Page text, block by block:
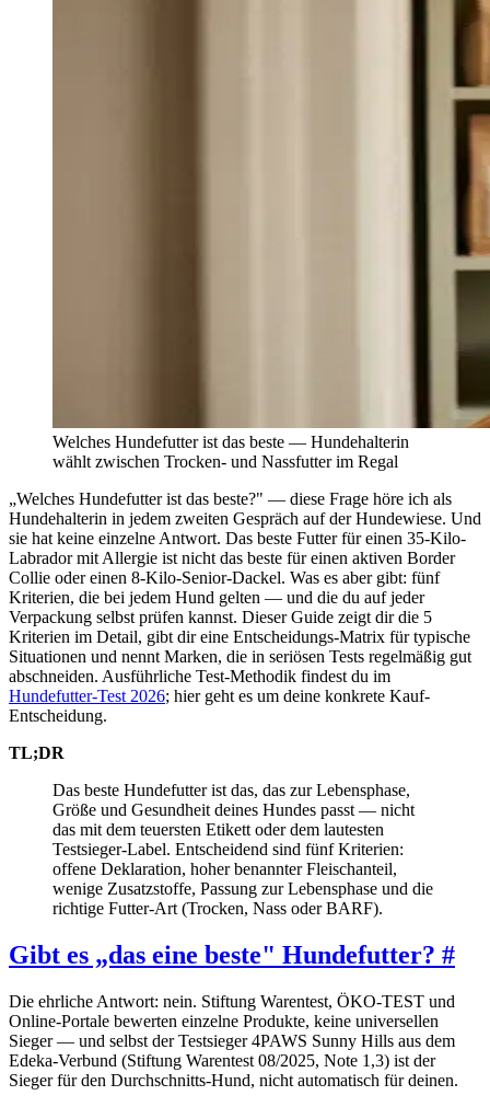
Welches Hundefutter ist das beste — Hundehalterin
wählt zwischen Trocken- und Nassfutter im Regal
„Welches Hundefutter ist das beste?" — diese Frage höre ich als
Hundehalterin in jedem zweiten Gespräch auf der Hundewiese. Und
sie hat keine einzelne Antwort. Das beste Futter für einen 35-Kilo-
Labrador mit Allergie ist nicht das beste für einen aktiven Border
Collie oder einen 8-Kilo-Senior-Dackel. Was es aber gibt: fünf
Kriterien, die bei jedem Hund gelten — und die du auf jeder
Verpackung selbst prüfen kannst. Dieser Guide zeigt dir die 5
Kriterien im Detail, gibt dir eine Entscheidungs-Matrix für typische
Situationen und nennt Marken, die in seriösen Tests regelmäßig gut
abschneiden. Ausführliche Test-Methodik findest du im
Hundefutter-Test 2026; hier geht es um deine konkrete Kauf-
Entscheidung.
TL;DR
Das beste Hundefutter ist das, das zur Lebensphase,
Größe und Gesundheit deines Hundes passt — nicht
das mit dem teuersten Etikett oder dem lautesten
Testsieger-Label. Entscheidend sind fünf Kriterien:
offene Deklaration, hoher benannter Fleischanteil,
wenige Zusatzstoffe, Passung zur Lebensphase und die
richtige Futter-Art (Trocken, Nass oder BARF).
Gibt es „das eine beste" Hundefutter? #
Die ehrliche Antwort: nein. Stiftung Warentest, ÖKO-TEST und
Online-Portale bewerten einzelne Produkte, keine universellen
Sieger — und selbst der Testsieger 4PAWS Sunny Hills aus dem
Edeka-Verbund (Stiftung Warentest 08/2025, Note 1,3) ist der
Sieger für den Durchschnitts-Hund, nicht automatisch für deinen.